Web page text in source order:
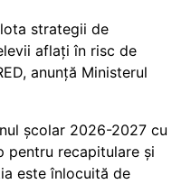
strategii de
aflați în risc de
anunță Ministerul
școlar 2026-2027 cu
pentru recapitulare și
este înlocuită de